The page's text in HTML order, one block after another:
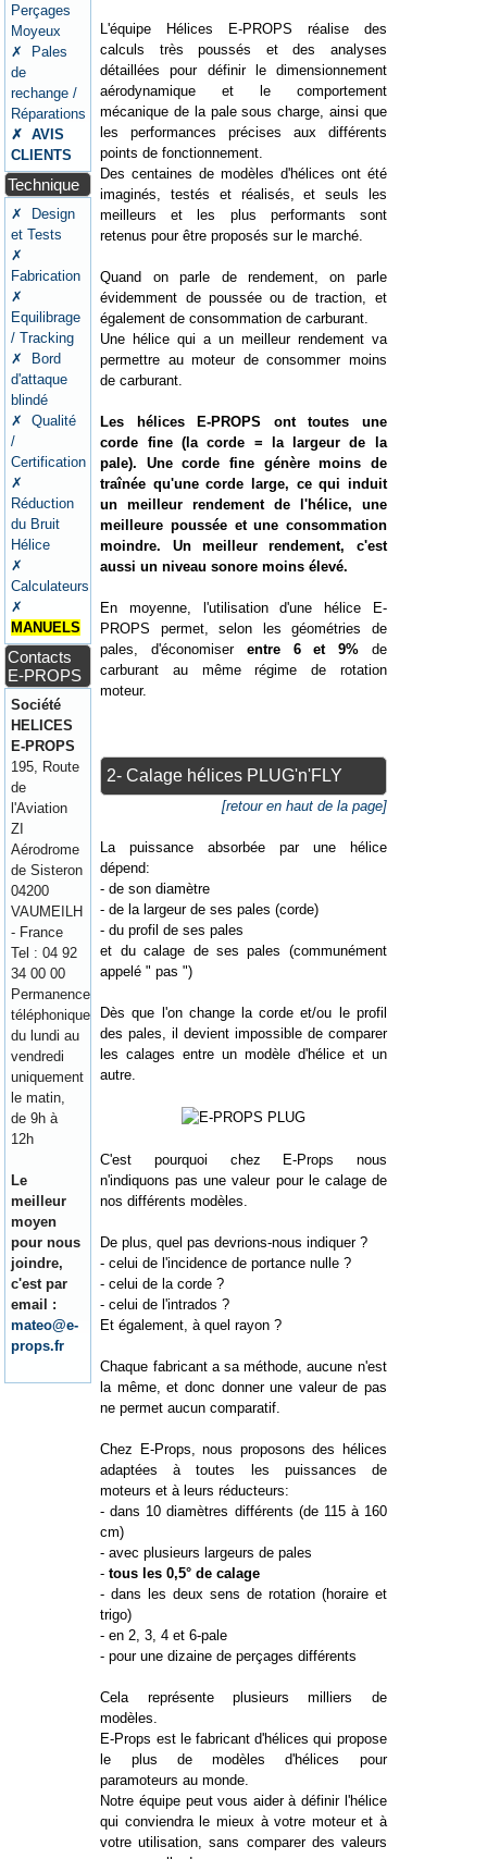
Perçages
Moyeux
✗ Pales
de
rechange /
Réparations
✗ AVIS
CLIENTS
Technique
✗ Design
et Tests
✗
Fabrication
✗
Equilibrage
/ Tracking
✗ Bord
d'attaque
blindé
✗ Qualité
/
Certification
✗
Réduction
du Bruit
Hélice
✗
Calculateurs
✗
MANUELS
Contacts
E-PROPS
Société
HELICES
E-PROPS
195, Route
de
l'Aviation
ZI
Aérodrome
de Sisteron
04200
VAUMEILH
- France
Tel : 04 92
34 00 00
Permanence
téléphonique
du lundi au
vendredi
uniquement
le matin,
de 9h à
12h
Le
meilleur
moyen
pour nous
joindre,
c'est par
email :
mateo@e-
props.fr
L'équipe Hélices E-PROPS réalise des
calculs très poussés et des analyses
détaillées pour définir le dimensionnement
aérodynamique et le comportement
mécanique de la pale sous charge, ainsi que
les performances précises aux différents
points de fonctionnement.
Des centaines de modèles d'hélices ont été
imaginés, testés et réalisés, et seuls les
meilleurs et les plus performants sont
retenus pour être proposés sur le marché.
Quand on parle de rendement, on parle
évidemment de poussée ou de traction, et
également de consommation de carburant.
Une hélice qui a un meilleur rendement va
permettre au moteur de consommer moins
de carburant.
Les hélices E-PROPS ont toutes une
corde fine (la corde = la largeur de la
pale). Une corde fine génère moins de
traînée qu'une corde large, ce qui induit
un meilleur rendement de l'hélice, une
meilleure poussée et une consommation
moindre. Un meilleur rendement, c'est
aussi un niveau sonore moins élevé.
En moyenne, l'utilisation d'une hélice E-
PROPS permet, selon les géométries de
pales, d'économiser entre 6 et 9%de
carburant au même régime de rotation
moteur.
2- Calage hélices PLUG'n'FLY
[retour en haut de la page]
La puissance absorbée par une hélice
dépend:
- de son diamètre
- de la largeur de ses pales (corde)
- du profil de ses pales
et du calage de ses pales (communément
appelé " pas ")
Dès que l'on change la corde et/ou le profil
des pales, il devient impossible de comparer
les calages entre un modèle d'hélice et un
autre.
C'est pourquoi chez E-Props nous
n'indiquons pas une valeur pour le calage de
nos différents modèles.
De plus, quel pas devrions-nous indiquer ?
- celui de l'incidence de portance nulle ?
- celui de la corde ?
- celui de l'intrados ?
Et également, à quel rayon ?
Chaque fabricant a sa méthode, aucune n'est
la même, et donc donner une valeur de pas
ne permet aucun comparatif.
Chez E-Props, nous proposons des hélices
adaptées à toutes les puissances de
moteurs et à leurs réducteurs:
- dans 10 diamètres différents (de 115 à 160
cm)
- avec plusieurs largeurs de pales
-tous les 0,5° de calage
- dans les deux sens de rotation (horaire et
trigo)
- en 2, 3, 4 et 6-pale
- pour une dizaine de perçages différents
Cela représente plusieurs milliers de
modèles.
E-Props est le fabricant d'hélices qui propose
le plus de modèles d'hélices pour
paramoteurs au monde.
Notre équipe peut vous aider à définir l'hélice
qui conviendra le mieux à votre moteur et à
votre utilisation, sans comparer des valeurs